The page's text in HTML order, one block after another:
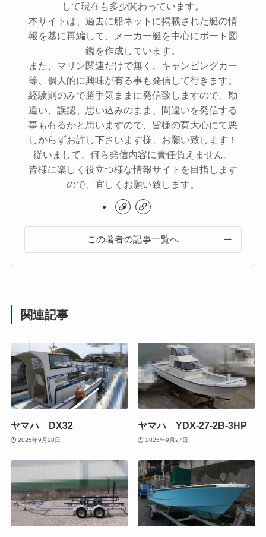
して現在も多少関わっています。
本サイトは、過去に船ネットに掲載された艇の情
報を基に再編して、メーカー艇を中心にボート図
鑑を作成しています。
また、マリン関連だけで無く、キャンピングカー
等、個人的に興味が有る事も発信して行きます。
経験則のみで勝手気ままに発信致しますので、勘
違い、誤認、思い込みのまま、間違いを発信する
事も有るかと思いますので、皆様の寛大心にて悪
しからずお許し下さいます様、お願い致します！
従いまして、何ら発信内容に責任負えません。
皆様に楽しく役立つ様な情報サイトを目指します
ので、宜しくお願い致します。
この著者の記事一覧へ
関連記事
ヤマハ DX32
2025年9月28日
ヤマハ YDX-27-2B-3HP
2025年9月27日